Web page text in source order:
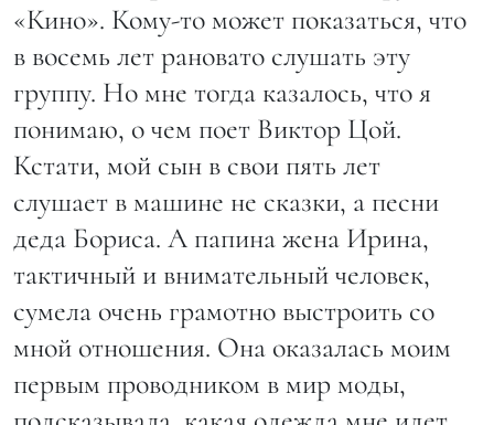
«Кино». Кому-то может показаться, что
в восемь лет рановато слушать эту
группу. Но мне тогда казалось, что я
понимаю, о чем поет Виктор Цой.
Кстати, мой сын в свои пять лет
слушает в машине не сказки, а песни
деда Бориса. А папина жена Ирина,
тактичный и внимательный человек,
сумела очень грамотно выстроить со
мной отношения. Она оказалась моим
первым проводником в мир моды,